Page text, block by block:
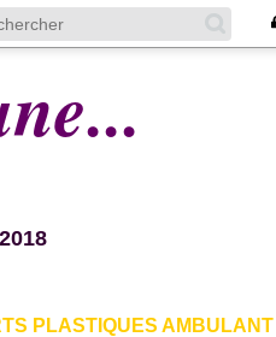
PLASTIQUES AMBULANT